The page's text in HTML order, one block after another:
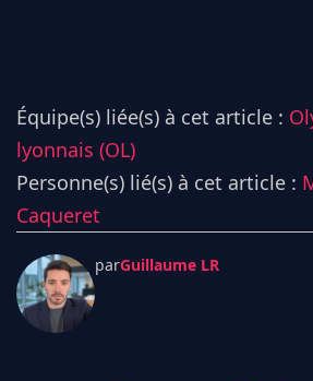
Équipe(s) liée(s) à cet article :
lyonnais (OL)
Personne(s) lié(s) à cet article :
Caqueret
parGuillaume LR